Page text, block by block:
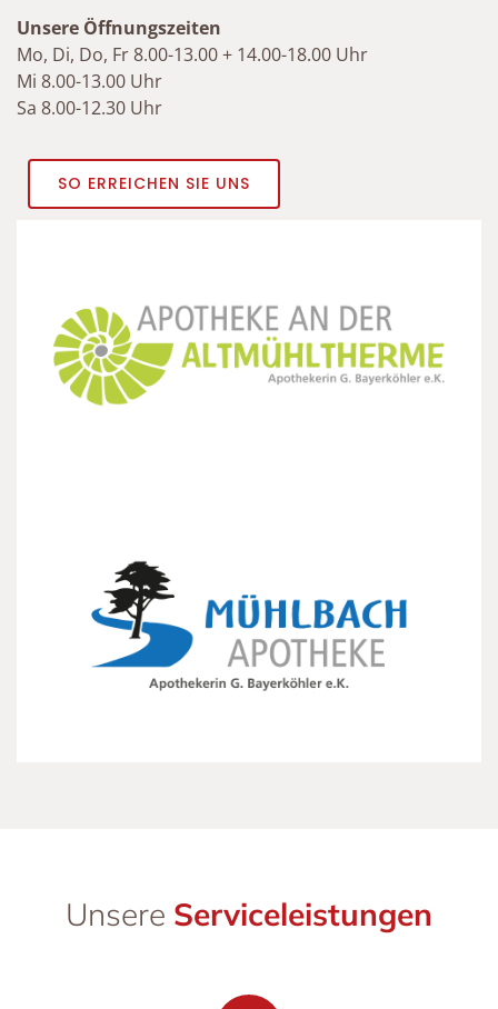
Unsere Öffnungszeiten
Mo, Di, Do, Fr 8.00-13.00 + 14.00-18.00 Uhr
Mi 8.00-13.00 Uhr
Sa 8.00-12.30 Uhr
SO ERREICHEN SIE UNS
Unsere Serviceleistungen